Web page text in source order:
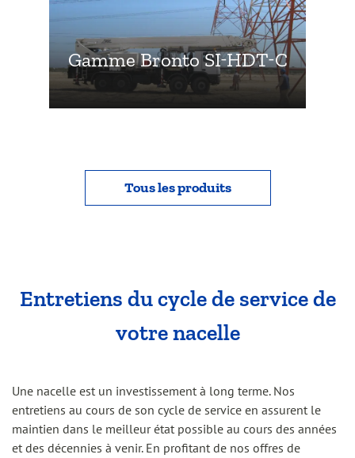
Gamme Bronto SI-HDT-C
Tous les produits
Entretiens du cycle de service de
votre nacelle
Une nacelle est un investissement à long terme. Nos
entretiens au cours de son cycle de service en assurent le
maintien dans le meilleur état possible au cours des années
et des décennies à venir. En profitant de nos offres de